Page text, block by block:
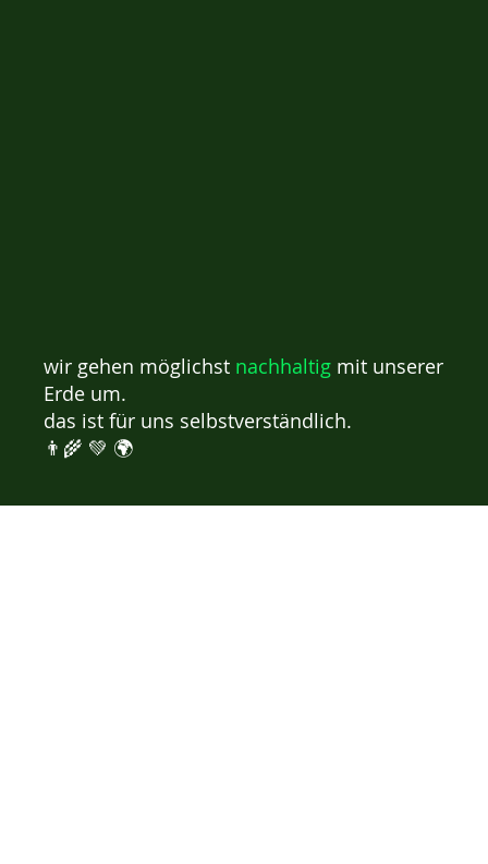
wir gehen möglichst nachhaltig mit unserer
Erde um.
das ist für uns selbstverständlich.
👨‍🌾 💚 🌍